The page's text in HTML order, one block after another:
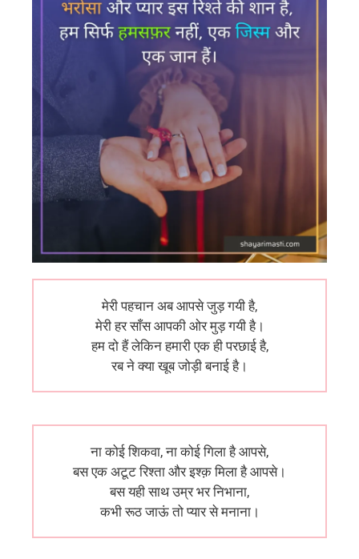
मेरी पहचान अब आपसे जुड़ गयी है,
मेरी हर साँस आपकी ओर मुड़ गयी है।
हम दो हैं लेकिन हमारी एक ही परछाई है,
रब ने क्या खूब जोड़ी बनाई है।
ना कोई शिकवा, ना कोई गिला है आपसे,
बस एक अटूट रिश्ता और इश्क़ मिला है आपसे।
बस यही साथ उम्र भर निभाना,
कभी रूठ जाऊं तो प्यार से मनाना।